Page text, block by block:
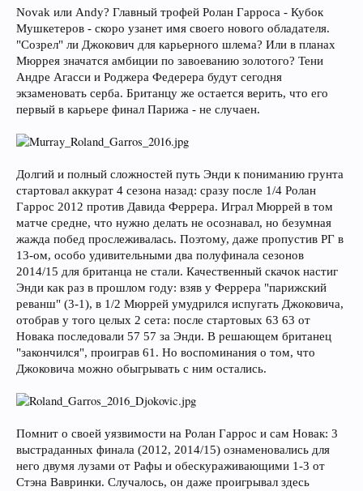
Novak или Andy? Главный трофей Ролан Гарроса - Кубок
Мушкетеров - скоро узанет имя своего нового обладателя.
"Созрел" ли Джокович для карьерного шлема? Или в планах
Мюррея значатся амбиции по завоеванию золотого? Тени
Андре Агасси и Роджера Федерера будут сегодня
экзаменовать серба. Британцу же остается верить, что его
первый в карьере финал Парижа - не случаен.
Долгий и полный сложностей путь Энди к пониманию грунта
стартовал аккурат 4 сезона назад: сразу после 1/4 Ролан
Гаррос 2012 против Давида Феррера. Играл Мюррей в том
матче средне, что нужно делать не осознавал, но безумная
жажда побед прослеживалась. Поэтому, даже пропустив РГ в
13-ом, особо удивительными два полуфинала сезонов
2014/15 для британца не стали. Качественный скачок настиг
Энди как раз в прошлом году: взяв у Феррера "парижский
реванш" (3-1), в 1/2 Мюррей умудрился испугать Джоковича,
отобрав у того целых 2 сета: после стартовых 63 63 от
Новака последовали 57 57 за Энди. В решающем британец
"закончился", проиграв 61. Но воспоминания о том, что
Джоковича можно обыгрывать с ним остались.
Помнит о своей уязвимости на Ролан Гаррос и сам Новак: 3
выстраданных финала (2012, 2014/15) ознаменовались для
него двумя лузами от Рафы и обескураживающими 1-3 от
Стэна Вавринки. Случалось, он даже проигрывал здесь